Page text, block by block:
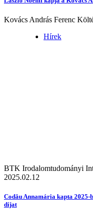
Kovács András Ferenc
Hírek
BTK Irodalomtudományi
2025.02.12
Codău Annamária kapta
díjat